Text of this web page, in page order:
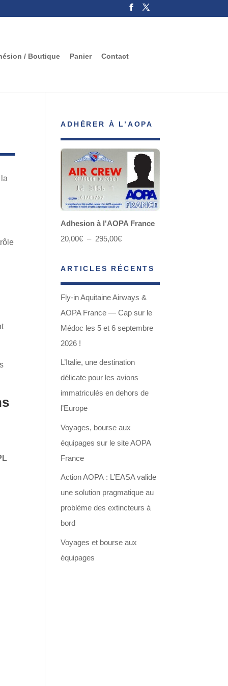
/ Boutique Panier
Contact
ADHÉRER À L’AOPA
Adhesion à l'AOPA France
20,00€ – 295,00€Plage
prix :
20,00€
à
295,00€
ARTICLES RÉCENTS
Fly-in Aquitaine Airways &
AOPA France — Cap sur le
Médoc les 5 et 6 septembre
2026 !
L’Italie, une destination
délicate pour les avions
immatriculés en dehors de
l’Europe
Voyages, bourse aux
équipages sur le site AOPA
France
Action AOPA : L’EASA valide
une solution pragmatique au
problème des extincteurs à
bord
Voyages et bourse aux
équipages